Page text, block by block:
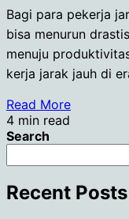
Bagi para pekerja
bisa menurun
menuju
kerja jarak jauh di
Read More
4 min read
Search
Recent Posts